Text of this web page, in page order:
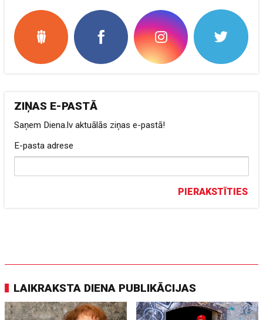
ZIŅAS E-PASTĀ
Saņem Diena.lv aktuālās ziņas e-pastā!
E-pasta adrese
PIERAKSTĪTIES
LAIKRAKSTA DIENA PUBLIKĀCIJAS